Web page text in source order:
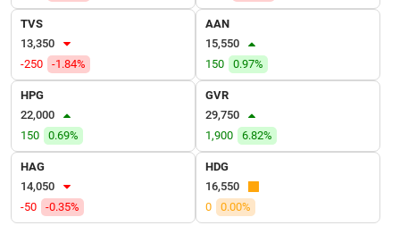
TVS
13,350
-250
-1.84%
AAN
15,550
150
0.97%
HPG
22,000
150
0.69%
GVR
29,750
1,900
6.82%
HAG
14,050
-50
-0.35%
HDG
16,550
0
0.00%
BẤT
ĐỘNG
SẢN
chứng
khoán
(-)